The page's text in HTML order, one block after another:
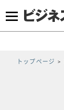
トップページ